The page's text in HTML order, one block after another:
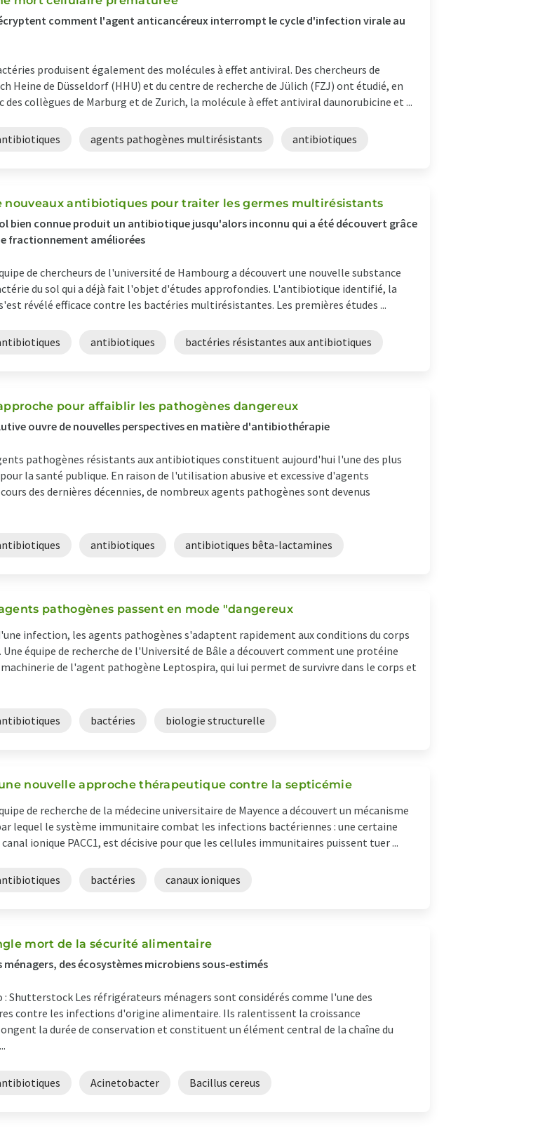
comment l'agent anticancéreux interrompt le cycle d'infection virale au
produisent également des molécules à effet antiviral. Des chercheurs de
Heine de Düsseldorf (HHU) et du centre de recherche de Jülich (FZJ) ont étudié, en
collègues de Marburg et de Zurich, la molécule à effet antiviral daunorubicine et ...
agents pathogènes multirésistants antibiotiques
nouveaux antibiotiques pour traiter les germes multirésistants
bien connue produit un antibiotique jusqu'alors inconnu qui a été découvert grâce
fractionnement améliorées
de chercheurs de l'université de Hambourg a découvert une nouvelle substance
du sol qui a déjà fait l'objet d'études approfondies. L'antibiotique identifié, la
révélé efficace contre les bactéries multirésistantes. Les premières études ...
antibiotiques bactéries résistantes aux antibiotiques
pour affaiblir les pathogènes dangereux
ouvre de nouvelles perspectives en matière d'antibiothérapie
pathogènes résistants aux antibiotiques constituent aujourd'hui l'une des plus
la santé publique. En raison de l'utilisation abusive et excessive d'agents
des dernières décennies, de nombreux agents pathogènes sont devenus
antibiotiques antibiotiques bêta-lactamines
pathogènes passent en mode "dangereux
infection, les agents pathogènes s'adaptent rapidement aux conditions du corps
équipe de recherche de l'Université de Bâle a découvert comment une protéine
de l'agent pathogène Leptospira, qui lui permet de survivre dans le corps et
bactéries biologie structurelle
nouvelle approche thérapeutique contre la septicémie
de recherche de la médecine universitaire de Mayence a découvert un mécanisme
lequel le système immunitaire combat les infections bactériennes : une certaine
ionique PACC1, est décisive pour que les cellules immunitaires puissent tuer ...
bactéries canaux ioniques
mort de la sécurité alimentaire
des écosystèmes microbiens sous-estimés
: Shutterstock Les réfrigérateurs ménagers sont considérés comme l'une des
contre les infections d'origine alimentaire. Ils ralentissent la croissance
la durée de conservation et constituent un élément central de la chaîne du
Acinetobacter Bacillus cereus